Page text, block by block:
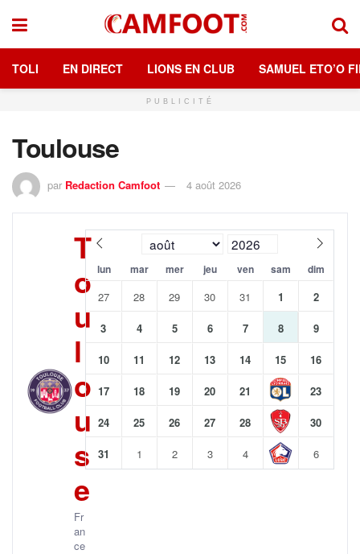
TOLI EN DIRECT LIONS EN CLUB SAMUEL ETO’O
PUBLICITÉ
Toulouse
par Redaction Camfoot 4 août 2026
T
o
u
l
o
u
s
e
Fr
an
ce
lun mar mer jeu ven sam dim
27 28 29 30 31 1 2
3 4 5 6 7 8 9
10 11 12 13 14 15 16
17 18 19 20 21 23
24 25 26 27 28 30
31 1 2 3 4 6